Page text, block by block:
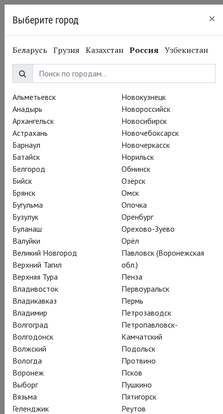
Выберите город ×
Беларусь Грузия Казахстан Россия Узбекистан
Альметьевск
Анадырь
Архангельск
Астрахань
Барнаул
Батайск
Белгород
Бийск
Брянск
Бугульма
Бузулук
Буланаш
Валуйки
Великий Новгород
Верхний Тагил
Верхняя Тура
Владивосток
Владикавказ
Владимир
Волгоград
Волгодонск
Волжский
Вологда
Воронеж
Выборг
Вязьма
Геленджик
Новокузнецк
Новороссийск
Новосибирск
Новочебоксарск
Новочеркасск
Норильск
Обнинск
Озёрск
Омск
Опочка
Оренбург
Орехово-Зуево
Орёл
Павловск (Воронежская
обл.)
Пенза
Первоуральск
Пермь
Петрозаводск
Петропавловск-
Камчатский
Подольск
Протвино
Псков
Пушкино
Пятигорск
Реутов